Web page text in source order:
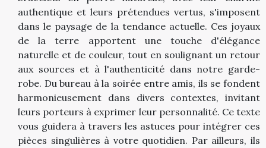
authentique et leurs prétendues vertus, s'imposent
dans le paysage de la tendance actuelle. Ces joyaux
de la terre apportent une touche d'élégance
naturelle et de couleur, tout en soulignant un retour
aux sources et à l'authenticité dans notre garde-
robe. Du bureau à la soirée entre amis, ils se fondent
harmonieusement dans divers contextes, invitant
leurs porteurs à exprimer leur personnalité. Ce texte
vous guidera à travers les astuces pour intégrer ces
pièces singulières à votre quotidien. Par ailleurs, ils